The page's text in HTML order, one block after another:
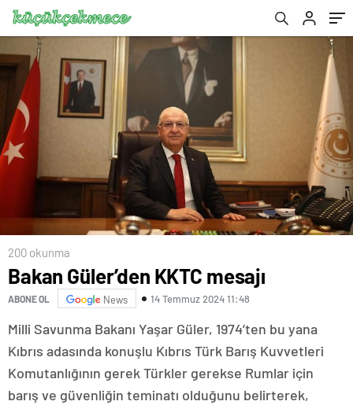
200 okunma
Bakan Güler’den KKTC mesajı
ABONE OL News 14 Temmuz 2024 11:48
Milli Savunma Bakanı Yaşar Güler, 1974’ten bu yana
Kıbrıs adasında konuşlu Kıbrıs Türk Barış Kuvvetleri
Komutanlığının gerek Türkler gerekse Rumlar için
barış ve güvenliğin teminatı olduğunu belirterek,